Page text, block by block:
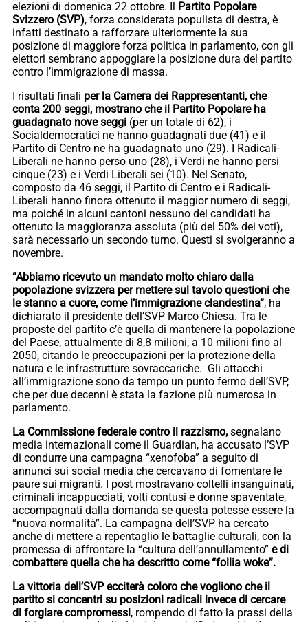
elezioni di domenica 22 ottobre. Il Partito Popolare
Svizzero (SVP), forza considerata populista di destra, è
infatti destinato a rafforzare ulteriormente la sua
posizione di maggiore forza politica in parlamento, con gli
elettori sembrano appoggiare la posizione dura del partito
contro l’immigrazione di massa.
I risultati finali per la Camera dei Rappresentanti, che
conta 200 seggi, mostrano che il Partito Popolare ha
guadagnato nove seggi (per un totale di 62), i
Socialdemocratici ne hanno guadagnati due (41) e il
Partito di Centro ne ha guadagnato uno (29). I Radicali-
Liberali ne hanno perso uno (28), i Verdi ne hanno persi
cinque (23) e i Verdi Liberali sei (10). Nel Senato,
composto da 46 seggi, il Partito di Centro e i Radicali-
Liberali hanno finora ottenuto il maggior numero di seggi,
ma poiché in alcuni cantoni nessuno dei candidati ha
ottenuto la maggioranza assoluta (più del 50% dei voti),
sarà necessario un secondo turno. Questi si svolgeranno a
novembre.
“Abbiamo ricevuto un mandato molto chiaro dalla
popolazione svizzera per mettere sul tavolo questioni che
le stanno a cuore, come l’immigrazione clandestina”, ha
dichiarato il presidente dell’SVP Marco Chiesa. Tra le
proposte del partito c’è quella di mantenere la popolazione
del Paese, attualmente di 8,8 milioni, a 10 milioni fino al
2050, citando le preoccupazioni per la protezione della
natura e le infrastrutture sovraccariche. Gli attacchi
all’immigrazione sono da tempo un punto fermo dell’SVP,
che per due decenni è stata la fazione più numerosa in
parlamento.
La Commissione federale contro il razzismo, segnalano
media internazionali come il Guardian, ha accusato l’SVP
di condurre una campagna “xenofoba” a seguito di
annunci sui social media che cercavano di fomentare le
paure sui migranti. I post mostravano coltelli insanguinati,
criminali incappucciati, volti contusi e donne spaventate,
accompagnati dalla domanda se questa potesse essere la
“nuova normalità”. La campagna dell’SVP ha cercato
anche di mettere a repentaglio le battaglie culturali, con la
promessa di affrontare la “cultura dell’annullamento” e di
combattere quella che ha descritto come “follia woke”.
La vittoria dell’SVP ecciterà coloro che vogliono che il
partito si concentri su posizioni radicali invece di cercare
di forgiare compromessi, rompendo di fatto la prassi della